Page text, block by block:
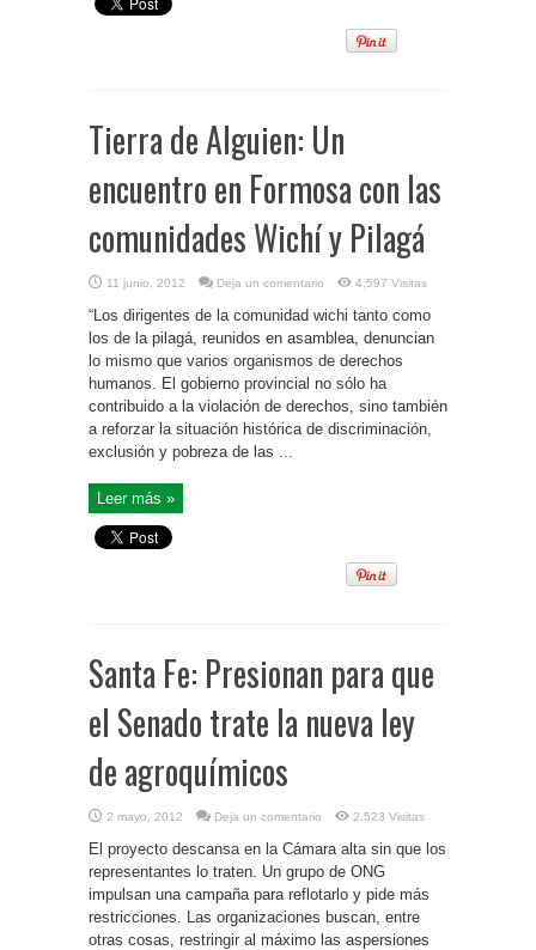
Tierra de Alguien: Un
encuentro en Formosa con las
comunidades Wichí y Pilagá
11 junio, 2012 Deja un comentario 4,597 Visitas
“Los dirigentes de la comunidad wichi tanto como
los de la pilagá, reunidos en asamblea, denuncian
lo mismo que varios organismos de derechos
humanos. El gobierno provincial no sólo ha
contribuido a la violación de derechos, sino también
a reforzar la situación histórica de discriminación,
exclusión y pobreza de las ...
Leer más »
Santa Fe: Presionan para que
el Senado trate la nueva ley
de agroquímicos
2 mayo, 2012 Deja un comentario 2,523 Visitas
El proyecto descansa en la Cámara alta sin que los
representantes lo traten. Un grupo de ONG
impulsan una campaña para reflotarlo y pide más
restricciones. Las organizaciones buscan, entre
otras cosas, restringir al máximo las aspersiones